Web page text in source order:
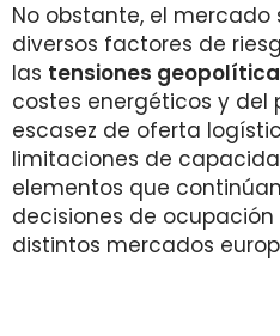
No obstante, el mercado
diversos factores de
las tensiones
costes energéticos y del
escasez de oferta
limitaciones de
elementos que
decisiones de ocupación
distintos mercados